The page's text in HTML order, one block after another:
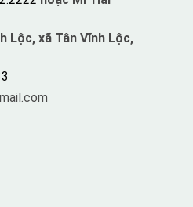
Lộc, xã Tân Vĩnh Lộc,